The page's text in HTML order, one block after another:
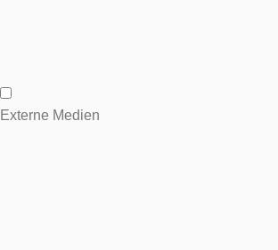
Analytische Cookies
Externe Medien